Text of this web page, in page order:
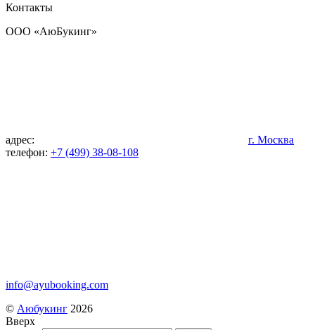
Контакты
OOO «АюБукинг»
адрес:
г. Москва
телефон: +7 (499) 38-08-108
info@ayubooking.com
© Аюбукинг 2026
Вверх